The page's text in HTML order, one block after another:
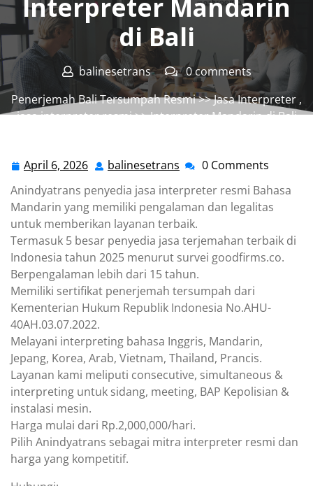
Interpreter Mandarin
di Bali
balinesetrans
0 comments
Penerjemah Bali Tersumpah Resmi>>Jasa Interpreter ,
jasa interpreter resmi>> Interpreter Mandarin di Bali
April 6, 2026 April
2026
balinesetrans balinesetrans
0 Comments
Anindyatrans penyedia jasa interpreter resmi Bahasa
Mandarin yang memiliki pengalaman dan legalitas
untuk memberikan layanan terbaik.
Termasuk 5 besar penyedia jasa terjemahan terbaik di
Indonesia tahun 2025 menurut survei goodfirms.co.
Berpengalaman lebih dari 15 tahun.
Memiliki sertifikat penerjemah tersumpah dari
Kementerian Hukum Republik Indonesia No.AHU-
40AH.03.07.2022.
Melayani interpreting bahasa Inggris, Mandarin,
Jepang, Korea, Arab, Vietnam, Thailand, Prancis.
Layanan kami meliputi consecutive, simultaneous &
interpreting untuk sidang, meeting, BAP Kepolisian &
instalasi mesin.
Harga mulai dari Rp.2,000,000/hari.
Pilih Anindyatrans sebagai mitra interpreter resmi dan
harga yang kompetitif.